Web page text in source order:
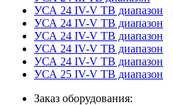
УСА 24 IV-V ТВ диапазон
УСА 24 IV-V ТВ диапазон
УСА 24 IV-V ТВ диапазон
УСА 24 IV-V ТВ диапазон
УСА 24 IV-V ТВ диапазон
УСА 25 IV-V ТВ диапазон
Заказ оборудования: